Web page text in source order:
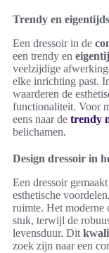
Trendy en
Een dressoir in de
een trendy en
veelzijdige
elke inrichting past.
waarderen de
functionaliteit. Voor
eens naar de trendy
belichamen.
Design dressoir in
Een dressoir
esthetische
ruimte. Het moderne
stuk, terwijl de
levensduur. Dit
zoek zijn naar een